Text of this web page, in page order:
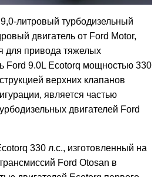
литровый турбодизельный
двигатель от Ford Motor,
для привода тяжелых
Ford 9.0L Ecotorq мощностью 330
верхних клапанов
является частью
двигателей Ford
330 л.с., изготовленный на
Ford Otosan в